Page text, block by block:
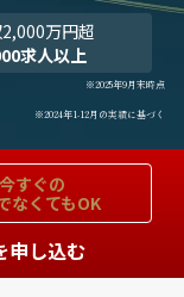
万円超
求人以上
※2025年9月末時点
※2024年1-12月の実績に基づく
今すぐの
なくてもOK
申し込む